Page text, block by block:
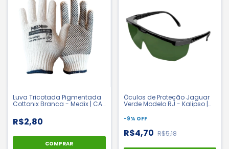
Luva Tricotada Pigmentada
Cottonix Branca - Medix | CA
R$2,80
COMPRAR
Óculos de Proteção Jaguar
Verde Modelo RJ - Kalipso |
-9% OFF
R$4,70 R$5,18